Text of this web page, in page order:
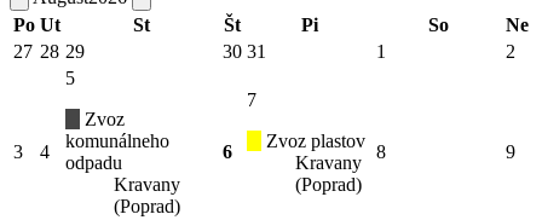
Po Ut St Št Pi So
Ne
27 28 29 30 31 1 2
3 4
5
Zvoz
komunálneho
odpadu
Kravany
(Poprad)
6
7
Zvoz plastov
Kravany
(Poprad)
8 9